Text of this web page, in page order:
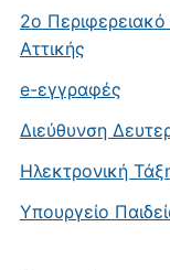
2ο
Αττικής
e-εγγραφές
Διεύθυνση
Ηλεκτρονική
Υπουργείο